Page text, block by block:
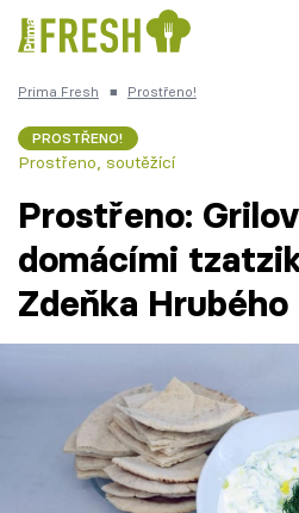
Česká kuchyně
Témata
Články
TV Program
Prima Fresh ■ Prostřeno!
PROSTŘENO!
Prostřeno, soutěžící
Prostřeno:
domácími
Zdeňka Hrubého